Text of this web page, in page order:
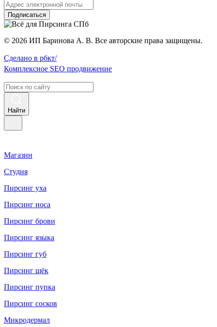
Подписаться
© 2026 ИП Баринова А. В. Все авторские права защищены.
Сделано в рбкт/
Комплексное SEO продвижение
Найти
Магазин
Студия
Пирсинг уха
Пирсинг носа
Пирсинг брови
Пирсинг языка
Пирсинг губ
Пирсинг щёк
Пирсинг пупка
Пирсинг сосков
Микродермал